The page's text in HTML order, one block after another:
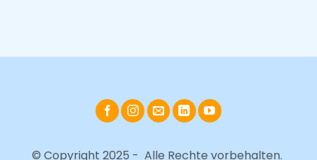
© Copyright 2025 - Alle Rechte vorbehalten.